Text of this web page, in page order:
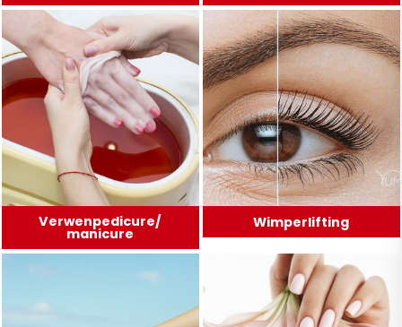
Verwenpedicure/
manicure
Wimperlifting